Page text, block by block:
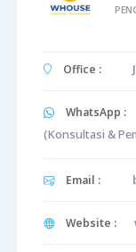
Office :
WhatsApp :
(Konsultasi &
Email :
Website :